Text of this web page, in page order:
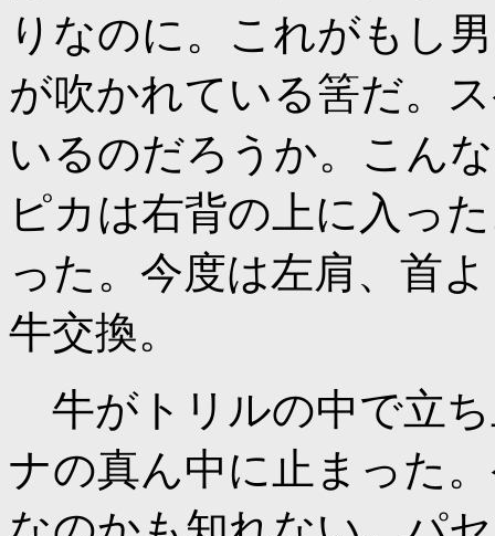
りなのに。これがもし
が吹かれている筈だ。
いるのだろうか。こん
ピカは右背の上に入っ
った。今度は左肩、首
牛交換。
牛がトリルの中で立
ナの真ん中に止まった